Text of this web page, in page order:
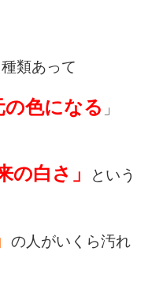
類あって
の色になる 」
の白さ」
という
の人がいくら汚れ